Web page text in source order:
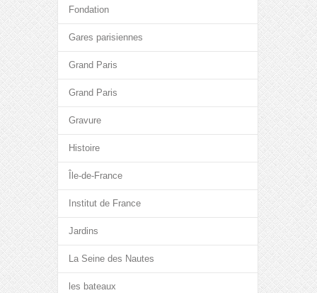
Fondation
Gares parisiennes
Grand Paris
Grand Paris
Gravure
Histoire
Île-de-France
Institut de France
Jardins
La Seine des Nautes
les bateaux